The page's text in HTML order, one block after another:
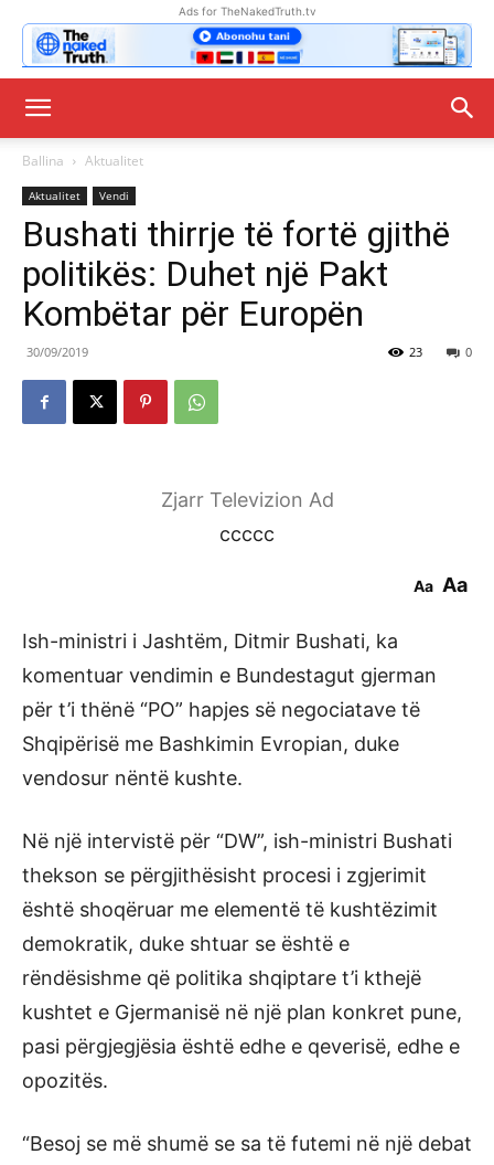
Ads for TheNakedTruth.tv
Ballina Aktualitet
Aktualitet Vendi
Bushati thirrje të fortë gjithë
politikës: Duhet një Pakt
Kombëtar për Europën
30/09/2019 0
23
Zjarr Televizion Ad
ccccc
Aa Aa
Ish-ministri i Jashtëm, Ditmir Bushati, ka
komentuar vendimin e Bundestagut gjerman
për t’i thënë “PO” hapjes së negociatave të
Shqipërisë me Bashkimin Evropian, duke
vendosur nëntë kushte.
Në një intervistë për “DW”, ish-ministri Bushati
thekson se përgjithësisht procesi i zgjerimit
është shoqëruar me elementë të kushtëzimit
demokratik, duke shtuar se është e
rëndësishme që politika shqiptare t’i kthejë
kushtet e Gjermanisë në një plan konkret pune,
pasi përgjegjësia është edhe e qeverisë, edhe e
opozitës.
“Besoj se më shumë se sa të futemi në një debat